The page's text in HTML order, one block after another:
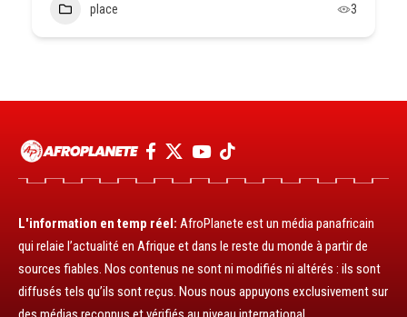
place 3
L'information en temp réel: AfroPlanete est un média panafricain
qui relaie l’actualité en Afrique et dans le reste du monde à partir de
sources fiables. Nos contenus ne sont ni modifiés ni altérés : ils sont
diffusés tels qu’ils sont reçus. Nous nous appuyons exclusivement sur